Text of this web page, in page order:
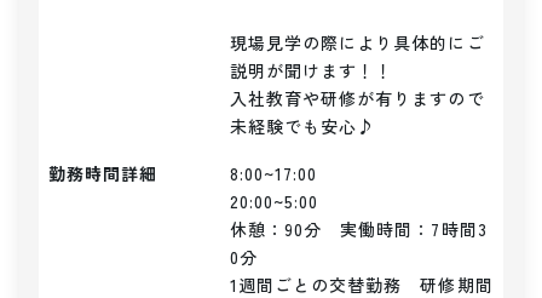
現場見学の際により具体的にご
説明が聞けます！！
入社教育や研修が有りますので
未経験でも安心♪
勤務時間詳細
8:00~17:00
20:00~5:00
休憩：90分　実働時間：7時間3
0分
1週間ごとの交替勤務　研修期間